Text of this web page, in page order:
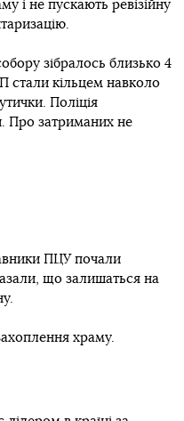
і не пускають ревізійну
зібралось близько 4
кільцем навколо
Поліція
Про затриманих не
ПЦУ почали
що залишаться на
храму.